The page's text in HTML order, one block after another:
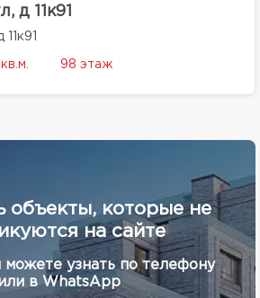
д 11к91
98 этаж
объекты, которые не
на сайте
можете узнать по телефону
или в WhatsApp